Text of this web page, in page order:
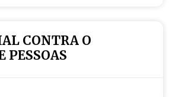
CONTRA O
PESSOAS